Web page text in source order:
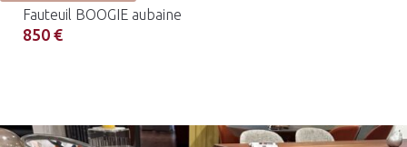
Fauteuil BOOGIE aubaine
850 €